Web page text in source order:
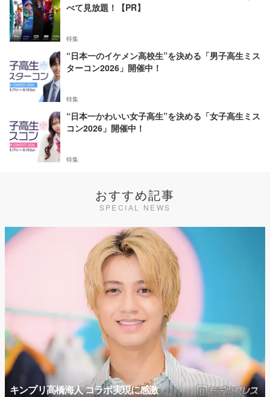
べて見放題！【PR】
特集
“日本一のイケメン高校生”を決める「男子高生ミス
ターコン2026」開催中！
特集
“日本一かわいい女子高生”を決める「女子高生ミス
コン2026」開催中！
特集
おすすめ記事
SPECIAL NEWS
キンプリ高橋海人 コラボ実現に感激